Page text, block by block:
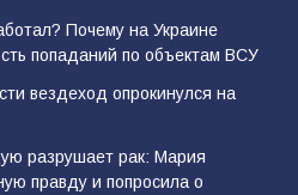
Почему на Украине
попаданий по объектам ВСУ
вездеход опрокинулся на
разрушает рак: Мария
правду и попросила о